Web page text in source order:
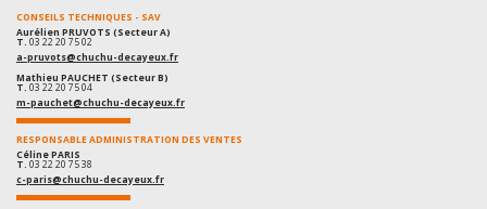
CONSEILS TECHNIQUES - SAV
Aurélien PRUVOTS (Secteur A)
T. 03 22 20 75 02
a-pruvots@chuchu-decayeux.fr
Mathieu PAUCHET (Secteur B)
T. 03 22 20 75 04
m-pauchet@chuchu-decayeux.fr
RESPONSABLE ADMINISTRATION DES VENTES
Céline PARIS
T. 03 22 20 75 38
c-paris@chuchu-decayeux.fr